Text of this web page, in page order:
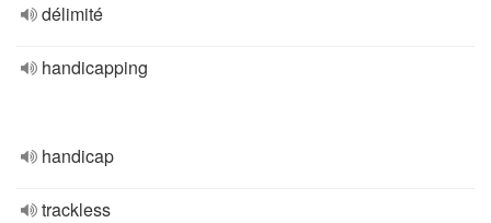
délimité
handicapping
handicap
trackless